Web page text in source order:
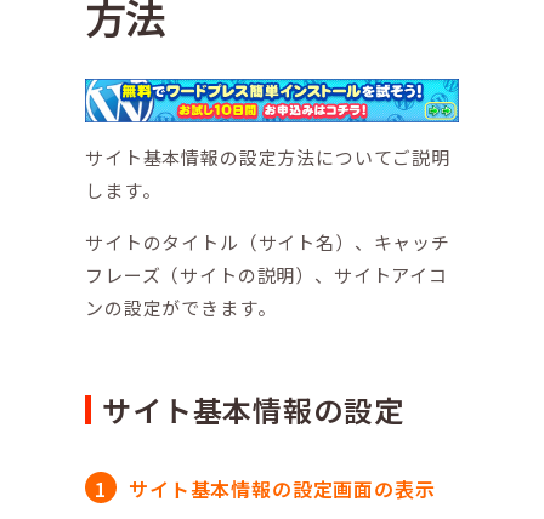
方法
サイト基本情報の設定方法についてご説明
します。
サイトのタイトル（サイト名）、キャッチ
フレーズ（サイトの説明）、サイトアイコ
ンの設定ができます。
サイト基本情報の設定
サイト基本情報の設定画面の表示